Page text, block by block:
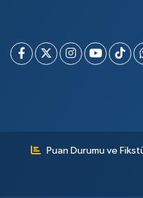
Puan Durumu ve